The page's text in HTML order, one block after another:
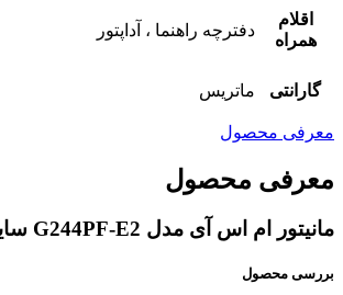
اقلام
همراه
دفترچه‌ راهنما ، آداپتور
گارانتی ماتریس
معرفی محصول
معرفی محصول
مانیتور ام اس آی مدل G244PF-E2 سایز 23.8 اینچ
بررسی محصول